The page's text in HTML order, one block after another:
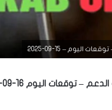
اليوم – 15-09-2025
توقعات اليوم 16-09-2024.